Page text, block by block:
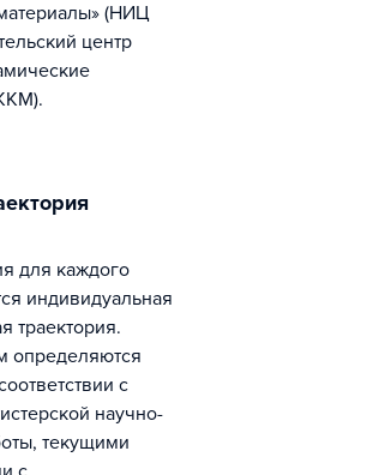
(НИЦ
центр
индивидуальная
траектория.
определяются
с
научно-
текущими